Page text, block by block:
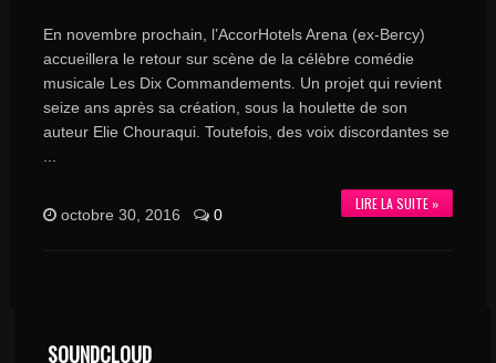
En novembre prochain, l’AccorHotels Arena (ex-Bercy)
accueillera le retour sur scène de la célèbre comédie
musicale Les Dix Commandements. Un projet qui revient
seize ans après sa création, sous la houlette de son
auteur Elie Chouraqui. Toutefois, des voix discordantes se
LIRE LA SUITE »
octobre 30, 2016 0
SOUNDCLOUD